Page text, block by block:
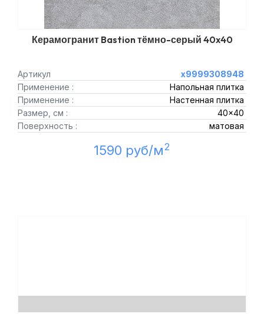
Керамогранит Bastion тёмно-серый 40x40
Артикул
х9999308948
Применение :
Напольная плитка
Применение :
Настенная плитка
Размер, см :
40x40
Поверхность :
матовая
1590 руб/м2